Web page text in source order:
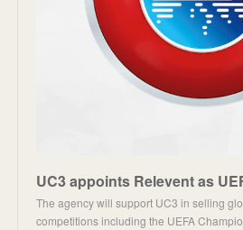
The agency will support UC3 in selling
competitions including the UEFA